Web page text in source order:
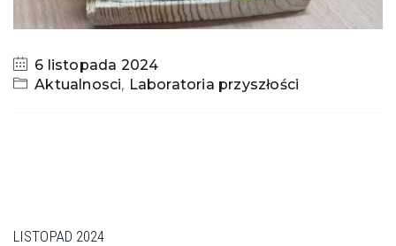
6 listopada 2024
Aktualnosci, Laboratoria przyszłości
LISTOPAD 2024